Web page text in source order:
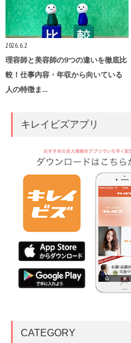
2026.6.2
理容師と美容師の9つの違いを徹底比
較！仕事内容・年収から向いている
人の特徴ま…
キレイビズアプリ
CATEGORY